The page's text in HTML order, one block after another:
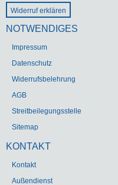
Widerruf erklären
NOTWENDIGES
Impressum
Datenschutz
Widerrufsbelehrung
AGB
Streitbeilegungsstelle
Sitemap
KONTAKT
Kontakt
Außendienst